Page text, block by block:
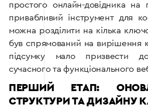
простого онлайн-довідника на
привабливий інструмент для
можна розділити на кілька
був спрямований на вирішення
підсумку мало призвести
сучасного та функціонального
ПЕРШИЙ ЕТАП:
СТРУКТУРИ ТА ДИЗАЙНУ